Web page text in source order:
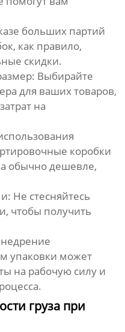
больших партий
, как правило,
скидки.
Выбирайте
для ваших товаров,
на
коробки
обычно дешевле,
Не стесняйтесь
чтобы получить
упаковки может
на рабочую силу и
груза при